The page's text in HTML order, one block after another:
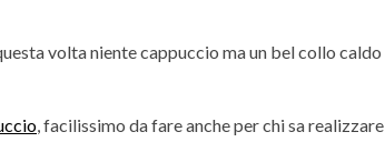
volta niente cappuccio ma un bel collo caldo
, facilissimo da fare anche per chi sa realizzare